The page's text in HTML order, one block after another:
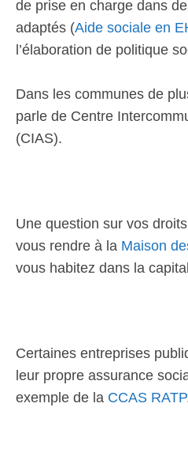
de prise en charge dans
adaptés (Aide sociale en
l’élaboration de politique
Dans les communes de
parle de Centre
(CIAS).
Une question sur vos
vous rendre à la Maison
vous habitez dans la
Certaines entreprises
leur propre assurance
exemple de la CCAS RATP